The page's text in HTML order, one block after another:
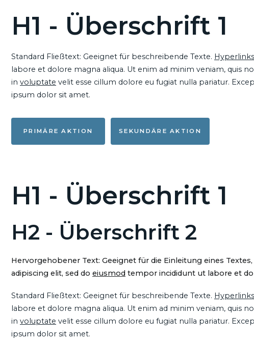
H1 - Überschrift 1
Standard Fließtext: Geeignet für beschreibende Texte. Hyperlinks
labore et dolore magna aliqua. Ut enim ad minim veniam, quis
in voluptate velit esse cillum dolore eu fugiat nulla pariatur.
ipsum dolor sit amet.
PRIMÄRE AKTION SEKUNDÄRE AKTION
H1 - Überschrift 1
H2 - Überschrift 2
Hervorgehobener Text: Geeignet für die Einleitung eines
adipiscing elit, sed do eiusmod tempor incididunt ut labore et
Standard Fließtext: Geeignet für beschreibende Texte. Hyperlinks
labore et dolore magna aliqua. Ut enim ad minim veniam, quis
in voluptate velit esse cillum dolore eu fugiat nulla pariatur.
ipsum dolor sit amet.